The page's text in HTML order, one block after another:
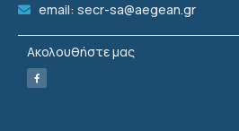
email: secr-sa@aegean.gr
Ακολουθήστε μας